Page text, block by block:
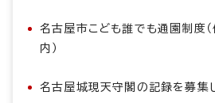
名古屋市こども誰でも通園制度
内）
名古屋城現天守閣の記録を募集